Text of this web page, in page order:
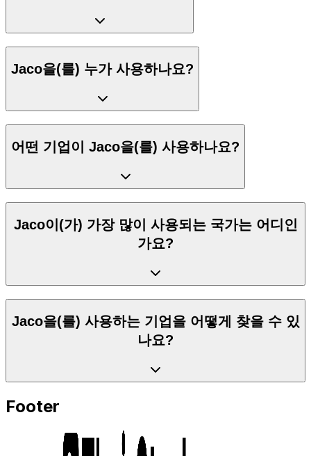
Jaco을(를) 누가 사용하나요?
어떤 기업이 Jaco을(를) 사용하나요?
Jaco이(가) 가장 많이 사용되는 국가는 어디인
가요?
Jaco을(를) 사용하는 기업을 어떻게 찾을 수 있
나요?
Footer